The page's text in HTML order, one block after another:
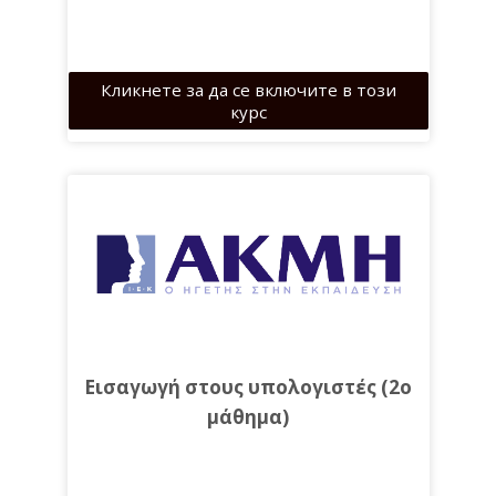
Кликнете за да се включите в този
курс
Εισαγωγή στους υπολογιστές (2ο
μάθημα)